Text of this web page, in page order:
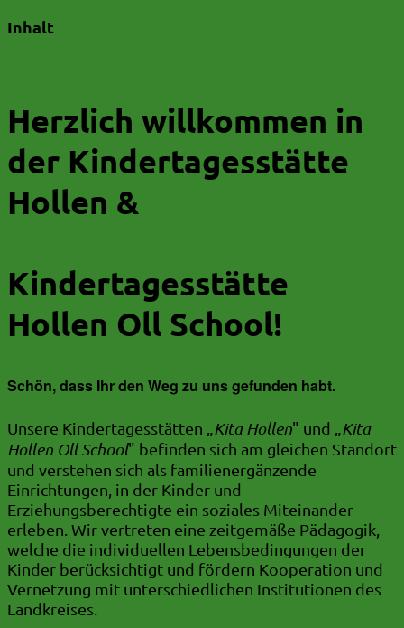
Inhalt
Herzlich willkommen in
der Kindertagesstätte
Hollen &
Kindertagesstätte
Hollen Oll School!
Schön, dass Ihr den Weg zu uns gefunden habt.
Unsere Kindertagesstätten „ Kita Hollen" und „ Kita
Hollen Oll School" befinden sich am gleichen Standort
und verstehen sich als familienergänzende
Einrichtungen, in der Kinder und
Erziehungsberechtigte ein soziales Miteinander
erleben. Wir vertreten eine zeitgemäße Pädagogik,
welche die individuellen Lebensbedingungen der
Kinder berücksichtigt und fördern Kooperation und
Vernetzung mit unterschiedlichen Institutionen des
Landkreises.